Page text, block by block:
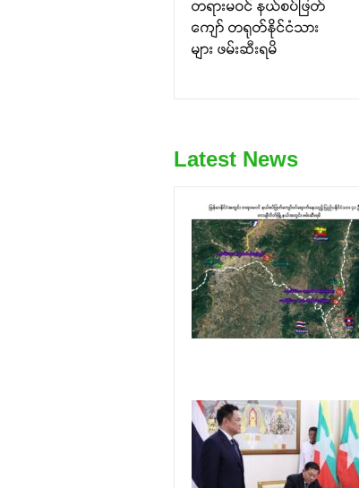
တရားမဝင် နယ်စပ်ဖြတ်
ကျော် တရုတ်နိုင်ငံသား
များ ဖမ်းဆီးရမိ
Latest News